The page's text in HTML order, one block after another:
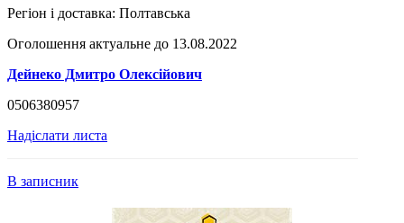
Регіон і доставка: Полтавська
Оголошення актуальне до 13.08.2022
Дейнеко Дмитро Олексійович
0506380957
Надіслати листа
В записник